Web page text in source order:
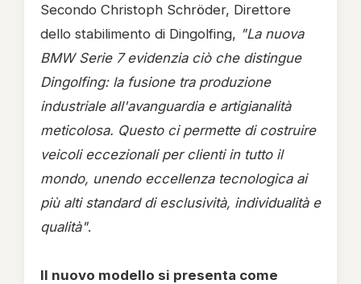
Secondo Christoph Schröder, Direttore
dello stabilimento di Dingolfing, "La nuova
BMW Serie 7 evidenzia ciò che distingue
Dingolfing: la fusione tra produzione
industriale all'avanguardia e artigianalità
meticolosa. Questo ci permette di costruire
veicoli eccezionali per clienti in tutto il
mondo, unendo eccellenza tecnologica ai
più alti standard di esclusività, individualità e
qualità".
Il nuovo modello si presenta come